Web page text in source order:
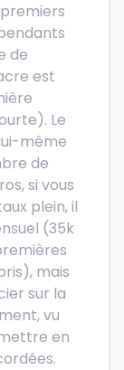
de
est
Le
même
de
si vous
plein, il
(35k
mais
sur la
vu
en